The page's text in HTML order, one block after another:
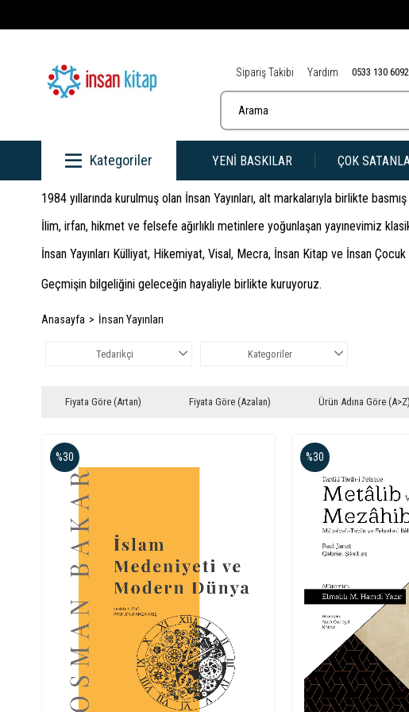
Sipariş Takibi Yardım 0533 130 6092
YENİ BASKILAR ÇOK
Kategoriler
1984 yıllarında kurulmuş olan İnsan Yayınları, alt markalarıyla birlikte
İlim, irfan, hikmet ve felsefe ağırlıklı metinlere yoğunlaşan yayınevimiz
İnsan Yayınları Külliyat, Hikemiyat, Visal, Mecra, İnsan Kitap ve İnsan
Geçmişin bilgeliğini geleceğin hayaliyle birlikte kuruyoruz.
Anasayfa İnsan Yayınları
Tedarikçi Kategoriler
Fiyata Göre (Artan) Fiyata Göre (Azalan) Ürün Adına Göre (A>Z)
%30 %30